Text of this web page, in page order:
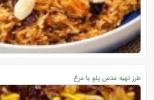
طرز تهیه عدس پلو با مرغ